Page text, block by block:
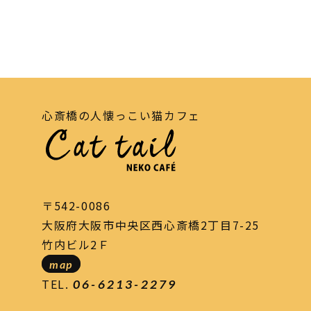
心斎橋の人懐っこい猫カフェ
〒542-0086
大阪府大阪市中央区西心斎橋2丁目7-25
竹内ビル2Ｆ
map
TEL.06-6213-2279